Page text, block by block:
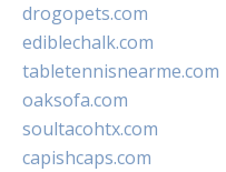
drogopets.com
ediblechalk.com
tabletennisnearme.com
oaksofa.com
soultacohtx.com
capishcaps.com